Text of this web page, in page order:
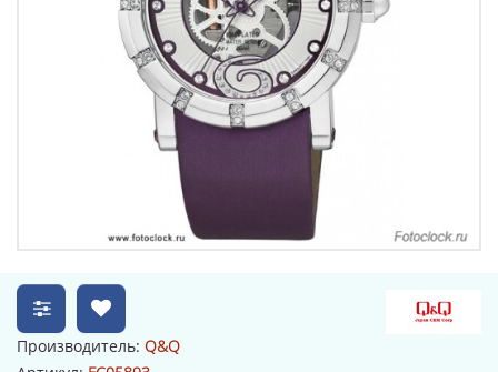
Производитель: Q&Q